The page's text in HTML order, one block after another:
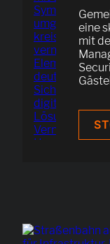
eine
mit